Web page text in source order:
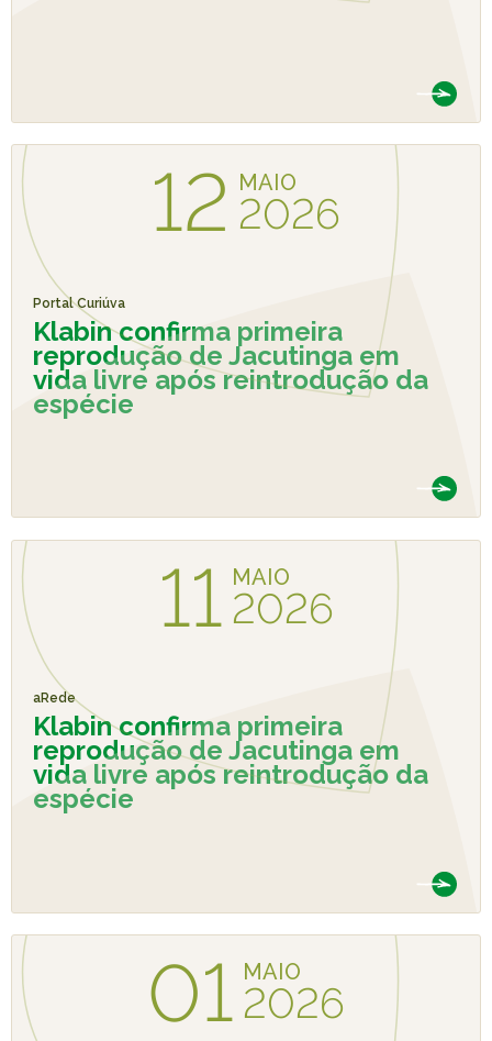
12 MAIO
2026
Portal Curiúva
Klabin confirma primeira
reprodução de Jacutinga em
vida livre após reintrodução da
espécie
11 MAIO
2026
aRede
Klabin confirma primeira
reprodução de Jacutinga em
vida livre após reintrodução da
espécie
01 MAIO
2026